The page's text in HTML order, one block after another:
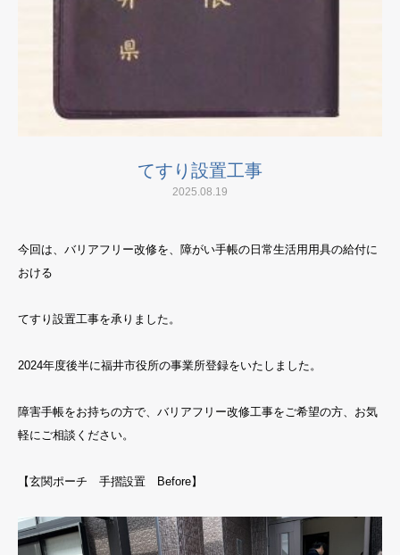
てすり設置工事
2025.08.19
今回は、バリアフリー改修を、障がい手帳の日常生活用用具の給付に
おける
てすり設置工事を承りました。
2024年度後半に福井市役所の事業所登録をいたしました。
障害手帳をお持ちの方で、バリアフリー改修工事をご希望の方、お気
軽にご相談ください。
【玄関ポーチ 手摺設置 Before】